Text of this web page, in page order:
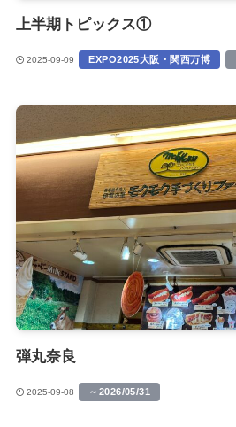
上半期トピックス①
2025-09-09 EXPO2025大阪・関西万博
弾丸奈良
2025-09-08 ～2026/05/31